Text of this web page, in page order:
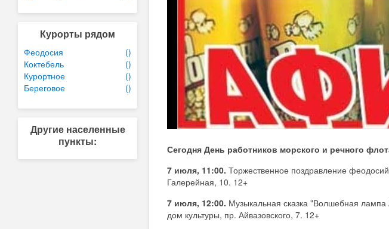
Курорты рядом
Феодосия
()
Коктебель
()
Курортное
()
Береговое
()
Другие населенные
пункты:
Сегодня День работников морского и речного
7 июля, 11:00. Торжественное поздравление
Галерейная, 10. 12+
7 июля, 12:00. Музыкальная сказка "Волшебная
дом культуры, пр. Айвазовского, 7. 12+